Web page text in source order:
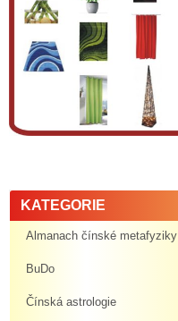
KATEGORIE
Almanach čínské metafyziky
BuDo
Čínská astrologie